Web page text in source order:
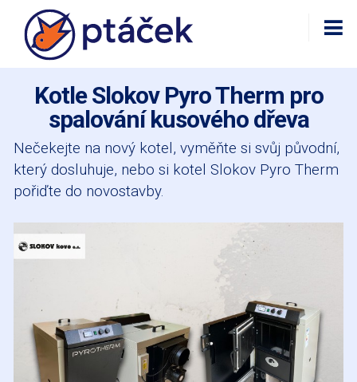
Kotle Slokov Pyro Therm pro
spalování kusového dřeva
Nečekejte na nový kotel, vyměňte si svůj původní,
který dosluhuje, nebo si kotel Slokov Pyro Therm
pořiďte do novostavby.